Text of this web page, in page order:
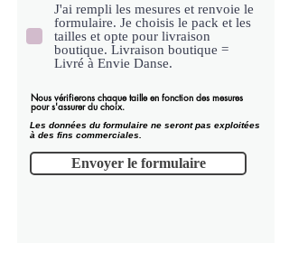
J'ai rempli les mesures et renvoie le
formulaire. Je choisis le pack et les
tailles et opte pour livraison
boutique. Livraison boutique =
Livré à Envie Danse.
Nous vérifierons chaque taille en fonction des mesures
pour s'assurer du choix.
Les données du formulaire ne seront pas exploitées
à des fins commerciales.
Envoyer le formulaire